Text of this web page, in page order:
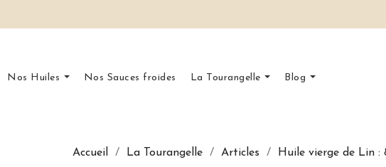
Nos Huiles Nos Sauces froides La Tourangelle Blog
Accueil La Tourangelle Articles Huile vierge de Lin :